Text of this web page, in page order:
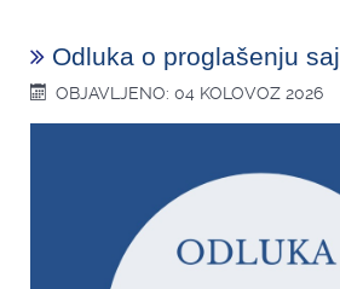
Odluka o proglašenju
OBJAVLJENO: 04 KOLOVOZ 2026